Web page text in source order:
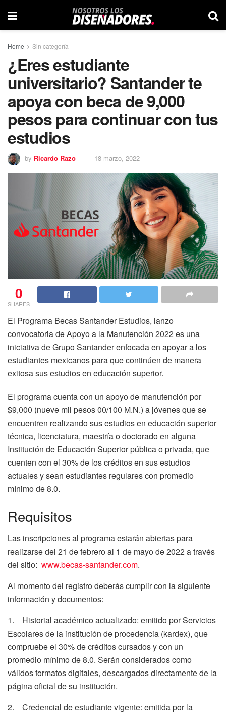
Home Sin categoría
¿Eres estudiante
universitario? Santander te
apoya con beca de 9,000
pesos para continuar con tus
estudios
by Ricardo Razo 18 marzo, 2022
0
SHARES
El Programa Becas Santander Estudios, lanzo
convocatoria de Apoyo a la Manutención 2022 es una
iniciativa de Grupo Santander enfocada en apoyar a los
estudiantes mexicanos para que continúen de manera
exitosa sus estudios en educación superior.
El programa cuenta con un apoyo de manutención por
$9,000 (nueve mil pesos 00/100 M.N.) a jóvenes que se
encuentren realizando sus estudios en educación superior
técnica, licenciatura, maestría o doctorado en alguna
Institución de Educación Superior pública o privada, que
cuenten con el 30% de los créditos en sus estudios
actuales y sean estudiantes regulares con promedio
mínimo de 8.0.
Requisitos
Las inscripciones al programa estarán abiertas para
realizarse del 21 de febrero al 1 de mayo de 2022 a través
del sitio: www.becas-santander.com.
Al momento del registro deberás cumplir con la siguiente
información y documentos:
1. Historial académico actualizado: emitido por Servicios
Escolares de la institución de procedencia (kardex), que
compruebe el 30% de créditos cursados y con un
promedio mínimo de 8.0. Serán considerados como
válidos formatos digitales, descargados directamente de la
página oficial de su institución.
2. Credencial de estudiante vigente: emitida por la